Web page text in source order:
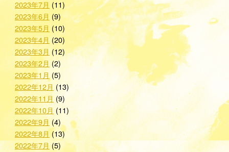
2023年7月 (11)
2023年6月 (9)
2023年5月 (10)
2023年4月(20)
2023年3月(12)
2023年2月(2)
2023年1月(5)
2022年12月 (13)
2022年11月 (9)
2022年10月 (11)
2022年9月 (4)
2022年8月 (13)
2022年7月(5)